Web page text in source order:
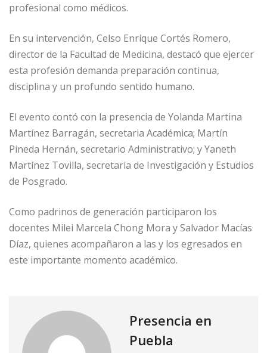
profesional como médicos.
En su intervención, Celso Enrique Cortés Romero,
director de la Facultad de Medicina, destacó que ejercer
esta profesión demanda preparación continua,
disciplina y un profundo sentido humano.
El evento contó con la presencia de Yolanda Martina
Martínez Barragán, secretaria Académica; Martín
Pineda Hernán, secretario Administrativo; y Yaneth
Martínez Tovilla, secretaria de Investigación y Estudios
de Posgrado.
Como padrinos de generación participaron los
docentes Milei Marcela Chong Mora y Salvador Macías
Díaz, quienes acompañaron a las y los egresados en
este importante momento académico.
Presencia en
Puebla